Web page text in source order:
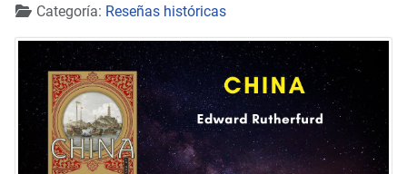
Detalles
Categoría: Reseñas históricas